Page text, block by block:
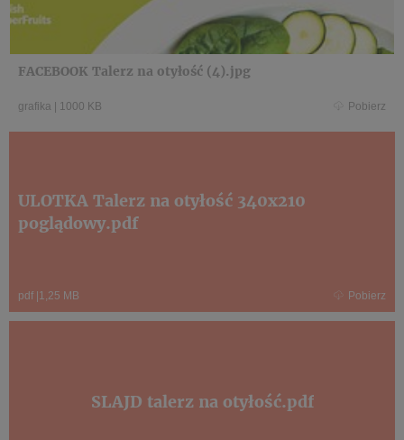
FACEBOOK Talerz na otyłość (4).jpg
grafika 1000 KB Pobierz
ULOTKA Talerz na otyłość 340x210
poglądowy.pdf
pdf 1,25 MB Pobierz
SLAJD talerz na otyłość.pdf